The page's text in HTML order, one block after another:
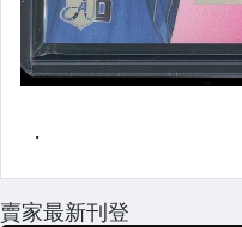
賣家最新刊登